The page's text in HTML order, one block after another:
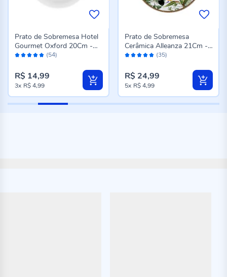
Avaliação: (54)
Prato de Sobremesa Hotel
Gourmet Oxford 20Cm -
Porcelana
R$ 14,99
3x R$ 4,99
Avaliação: (35)
Prato de Sobremesa
Cerâmica Alleanza 21Cm -
Tropico
R$ 24,99
5x R$ 4,99